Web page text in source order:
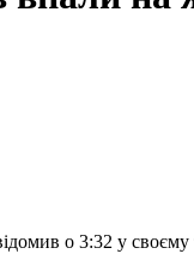
о 3:32 у своєму